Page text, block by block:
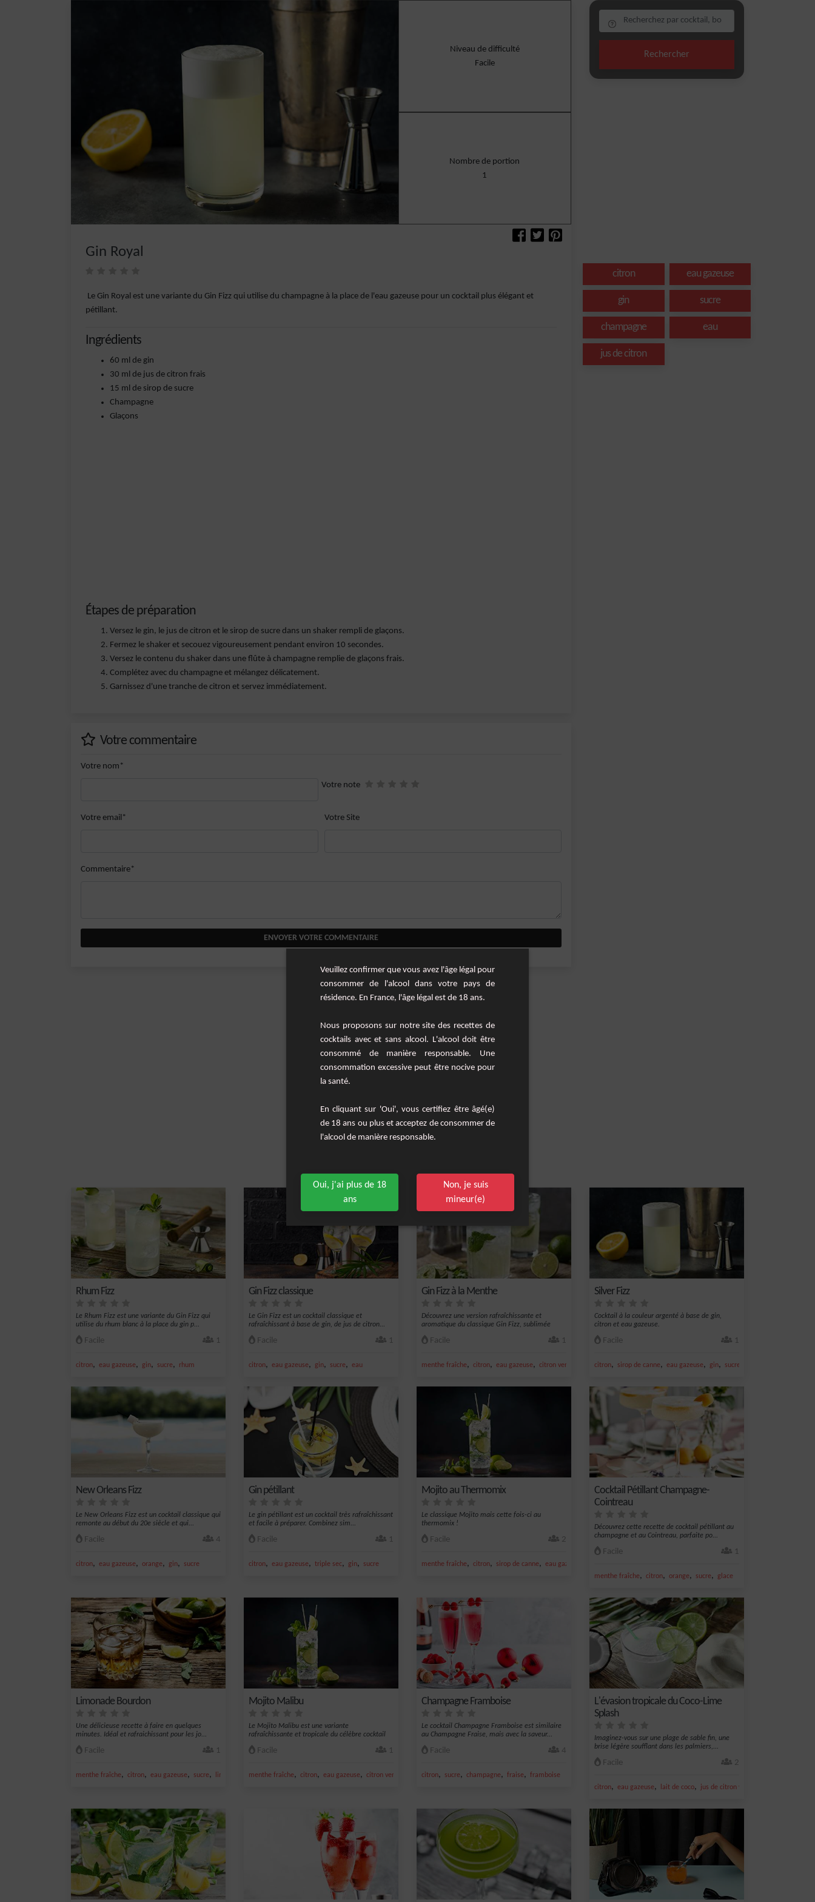
Niveau de difficulté
Facile
Nombre de portion
1
Gin Royal
Le Gin Royal est une variante du Gin Fizz qui utilise du champagne à la place de l'eau gazeuse pour un cocktail plus élégant et
pétillant.
Ingrédients
60 ml de gin
30 ml de jus de citron frais
15 ml de sirop de sucre
Champagne
Glaçons
Étapes de préparation
Versez le gin, le jus de citron et le sirop de sucre dans un shaker rempli de glaçons.
Fermez le shaker et secouez vigoureusement pendant environ 10 secondes.
Versez le contenu du shaker dans une flûte à champagne remplie de glaçons frais.
Complétez avec du champagne et mélangez délicatement.
Garnissez d'une tranche de citron et servez immédiatement.
Votre commentaire
Votre nom*
Votre note
Votre email* Votre Site
Commentaire*
ENVOYER VOTRE COMMENTAIRE
Rechercher
citron eau gazeuse
gin sucre
champagne eau
jus de citron
Les cocktails similaires
Rhum Fizz
Le Rhum Fizz est une variante du Gin Fizz qui
utilise du rhum blanc à la place du gin p...
Facile 1
citron, eau gazeuse, gin, sucre, rhum
Gin Fizz classique
Le Gin Fizz est un cocktail classique et
rafraîchissant à base de gin, de jus de citron...
Facile 1
citron, eau gazeuse, gin, sucre, eau
Gin Fizz à la Menthe
Découvrez une version rafraîchissante et
aromatique du classique Gin Fizz, sublimée
Facile 1
menthe fraîche, citron, eau gazeuse, citron vert frais jus de citron vert
Silver Fizz
Cocktail à la couleur argenté à base de gin,
citron et eau gazeuse.
Facile 1
citron, sirop de canne, eau gazeuse, gin, sucre
New Orleans Fizz
Le New Orleans Fizz est un cocktail classique qui
remonte au début du 20e siècle et qui...
Facile 4
citron, eau gazeuse, orange, gin, sucre
Gin pétillant
Le gin pétillant est un cocktail très rafraîchissant
et facile à préparer. Combinez sim...
Facile 1
citron, eau gazeuse, triple sec, gin, sucre
Mojito au Thermomix
Le classique Mojito mais cette fois-ci au
thermomix !
Facile 2
menthe fraîche, citron, sirop de canne, eau gazeuse
Cocktail Pétillant Champagne-
Cointreau
Découvrez cette recette de cocktail pétillant au
champagne et au Cointreau, parfaite po...
Facile 1
menthe fraîche, citron, orange, sucre, glace
Limonade Bourdon
Une délicieuse recette à faire en quelques
minutes. Idéal et rafraichissant pour les jo...
Facile 1
menthe fraîche, citron, eau gazeuse, sucre, limonade
Mojito Malibu
Le Mojito Malibu est une variante
rafraîchissante et tropicale du célèbre cocktail
Facile 1
menthe fraîche, citron, eau gazeuse, citron vert frais jus de citron vert
Champagne Framboise
Le cocktail Champagne Framboise est similaire
au Champagne Fraise, mais avec la saveur...
Facile 4
citron, sucre, champagne, fraise, framboise
L'évasion tropicale du Coco-Lime
Splash
Imaginez-vous sur une plage de sable fin, une
brise légère soufflant dans les palmiers,...
Facile 2
citron, eau gazeuse, lait de coco, jus de citron vert
Veuillez confirmer que vous avez l'âge légal pour
consommer de l'alcool dans votre pays de
résidence. En France, l'âge légal est de 18 ans.
Nous proposons sur notre site des recettes de
cocktails avec et sans alcool. L'alcool doit être
consommé de manière responsable. Une
consommation excessive peut être nocive pour
la santé.
En cliquant sur 'Oui', vous certifiez être âgé(e)
de 18 ans ou plus et acceptez de consommer de
l'alcool de manière responsable.
Oui, j'ai plus de 18
ans
Non, je suis
mineur(e)